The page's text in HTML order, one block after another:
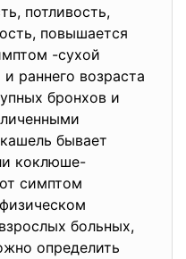
потливость,
повышается
-сухой
раннего возраста
бронхов и
бывает
коклюше-
симптом
больных,
определить